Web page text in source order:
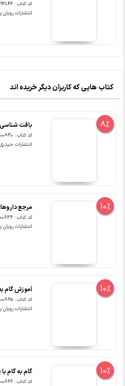
کد کتاب : 193046
انتشارات رویان
کتاب هایی که کاربران دیگر خریده اند
8% بافت شناسی
کد کتاب : 100830
انتشارات حیدری
10% مرجع
کد کتاب : 100836
انتشارات رویان
10% آموزش گام
کد کتاب : 100865
انتشارات رویان
10% گام به گام
کد کتاب : 100866